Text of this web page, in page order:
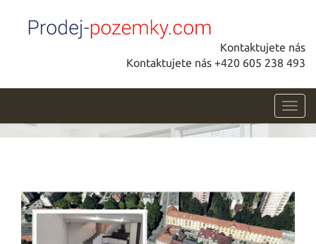
Kontaktujete nás
Kontaktujete nás +420 605 238 493